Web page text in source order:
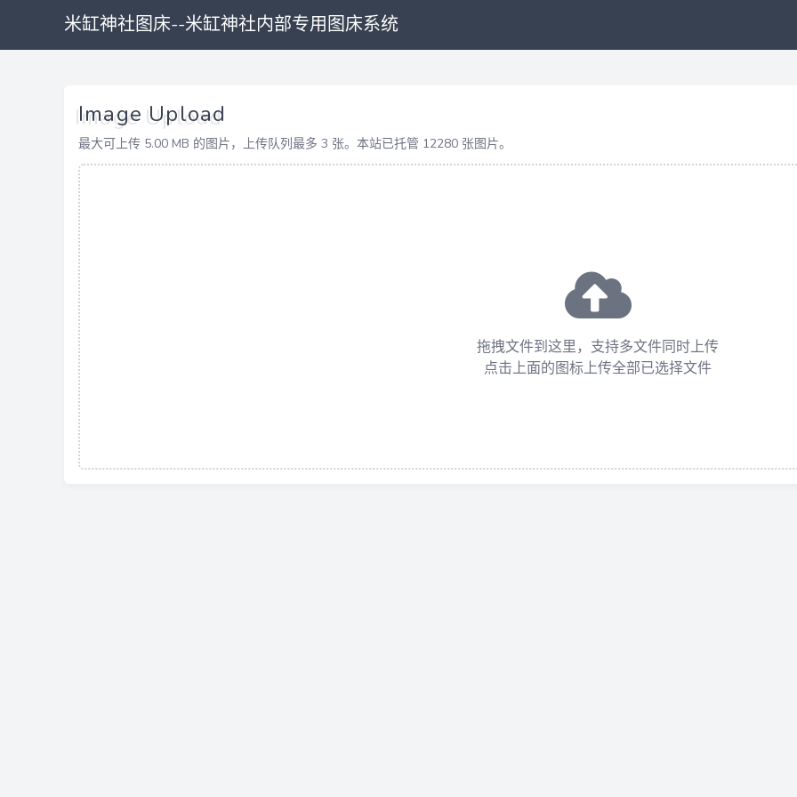
米缸神社图床--米缸神社内部专用图床系统
Image Upload
最大可上传 5.00 MB 的图片，上传队列最多 3 张。本站已托管 12280 张图片。
拖拽文件到这里，支持多文件同时上传
点击上面的图标上传全部已选择文件